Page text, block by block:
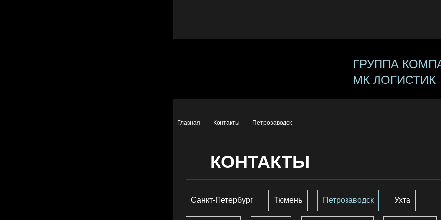
ГРУППА
МК ЛОГИСТИК
Главная Контакты Петрозаводск
КОНТАКТЫ
Санкт-Петербург Тюмень Петрозаводск Ухта